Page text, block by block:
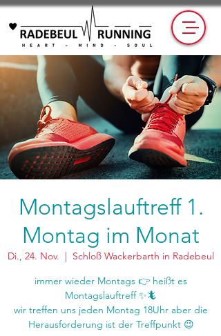
Montagslauftreff 1.
Montag im Monat
Di., 24. Nov.
  |
Schloß Wackerbarth in Radebeul
immer wieder Montags 👉 heißt es
Montagslauftreff ✨🦎
wir treffen uns jeden Montag 18Uhr aber die